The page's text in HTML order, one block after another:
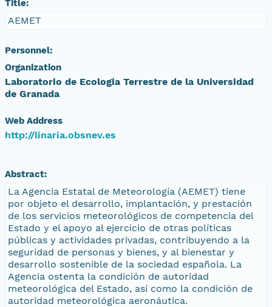
Title:
AEMET
Personnel:
Organization
Laboratorio de Ecologia Terrestre de la Universidad
de Granada
Web Address
http://linaria.obsnev.es
Abstract:
La Agencia Estatal de Meteorología (AEMET) tiene
por objeto el desarrollo, implantación, y prestación
de los servicios meteorológicos de competencia del
Estado y el apoyo al ejercicio de otras políticas
públicas y actividades privadas, contribuyendo a la
seguridad de personas y bienes, y al bienestar y
desarrollo sostenible de la sociedad española. La
Agencia ostenta la condición de autoridad
meteorológica del Estado, así como la condición de
autoridad meteorológica aeronáutica.